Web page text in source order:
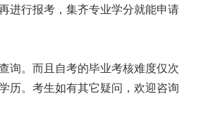
进行报考，集齐专业学分就能申请
询。而且自考的毕业考核难度仅次
历。考生如有其它疑问，欢迎咨询